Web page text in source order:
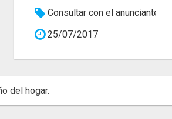
Consultar con el anunciante
25/07/2017
del hogar.